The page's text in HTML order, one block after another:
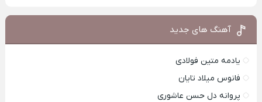
آهنگ های جدید
یادمه متین فولادی
فانوس میلاد تایان
پروانه دل حسن عاشوری